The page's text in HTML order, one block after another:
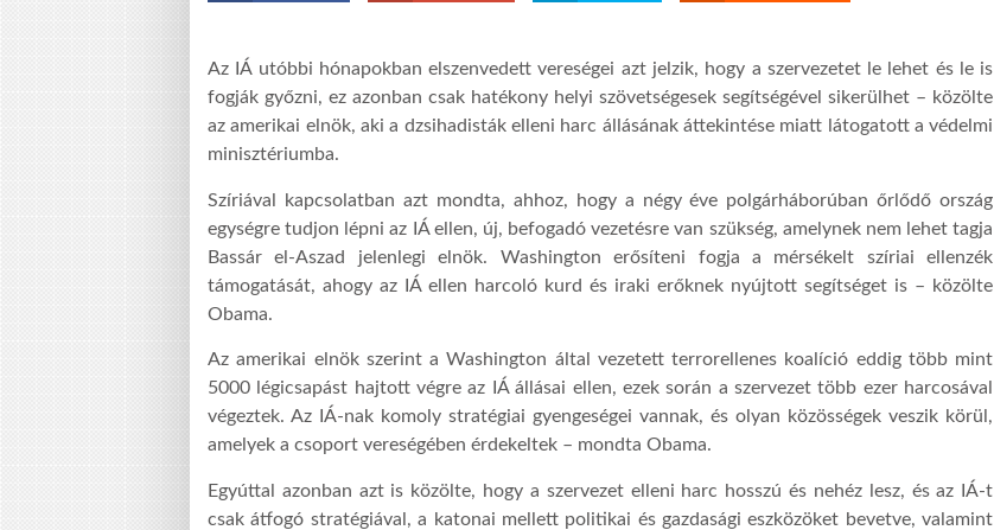
Az IÁ utóbbi hónapokban elszenvedett vereségei azt jelzik, hogy a szervezetet le lehet és le is
fogják győzni, ez azonban csak hatékony helyi szövetségesek segítségével sikerülhet – közölte
az amerikai elnök, aki a dzsihadisták elleni harc állásának áttekintése miatt látogatott a védelmi
minisztériumba.
Szíriával kapcsolatban azt mondta, ahhoz, hogy a négy éve polgárháborúban őrlődő ország
egységre tudjon lépni az IÁ ellen, új, befogadó vezetésre van szükség, amelynek nem lehet tagja
Bassár el-Aszad jelenlegi elnök. Washington erősíteni fogja a mérsékelt szíriai ellenzék
támogatását, ahogy az IÁ ellen harcoló kurd és iraki erőknek nyújtott segítséget is – közölte
Obama.
Az amerikai elnök szerint a Washington által vezetett terrorellenes koalíció eddig több mint
5000 légicsapást hajtott végre az IÁ állásai ellen, ezek során a szervezet több ezer harcosával
végeztek. Az IÁ-nak komoly stratégiai gyengeségei vannak, és olyan közösségek veszik körül,
amelyek a csoport vereségében érdekeltek – mondta Obama.
Egyúttal azonban azt is közölte, hogy a szervezet elleni harc hosszú és nehéz lesz, és az IÁ-t
csak átfogó stratégiával, a katonai mellett politikai és gazdasági eszközöket bevetve, valamint